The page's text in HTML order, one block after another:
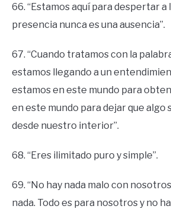
66. “Estamos aquí para despertar a
presencia nunca es una ausencia”.
67. “Cuando tratamos con la
estamos llegando a un
estamos en este mundo para
en este mundo para dejar que algo
desde nuestro interior”.
68. “Eres ilimitado puro y simple”.
69. “No hay nada malo con
nada. Todo es para nosotros y no